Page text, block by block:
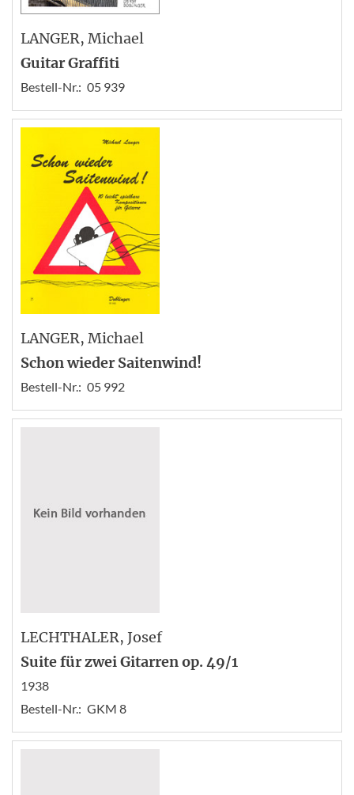
LANGER, Michael
Guitar Graffiti
Bestell-Nr.: 05 939
LANGER, Michael
Schon wieder Saitenwind!
Bestell-Nr.: 05 992
LECHTHALER, Josef
Suite für zwei Gitarren op. 49/1
1938
Bestell-Nr.: GKM 8